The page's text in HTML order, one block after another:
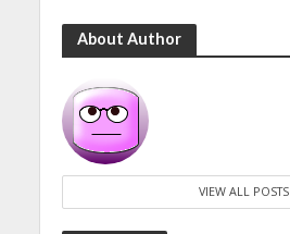
About Author
VIEW ALL POSTS